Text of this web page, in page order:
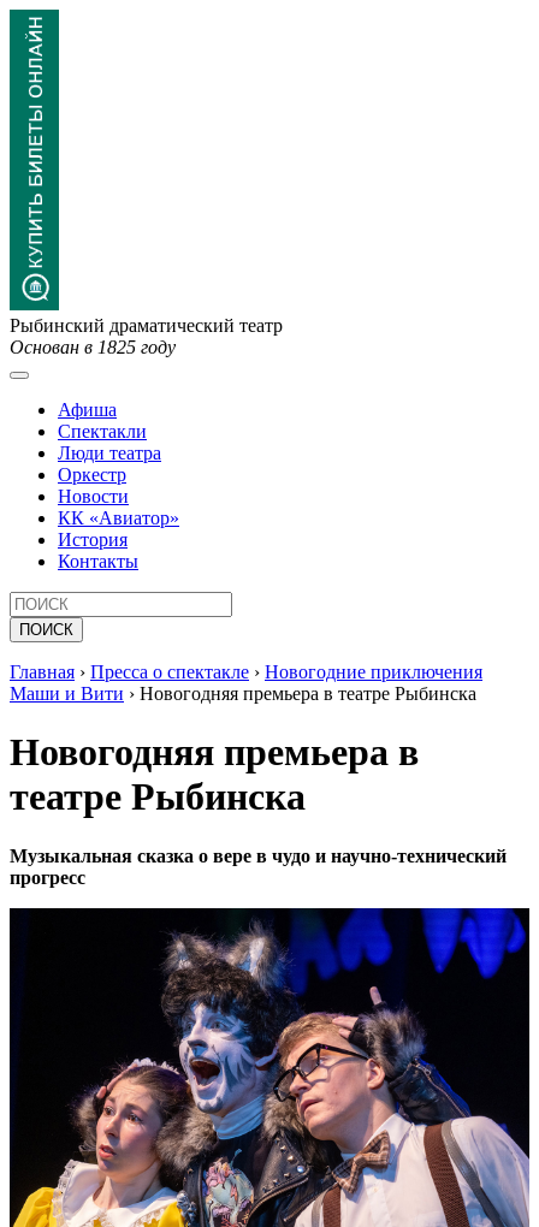
Рыбинский драматический театр
Основан в 1825 году
Афиша
Спектакли
Люди театра
Оркестр
Новости
КК «Авиатор»
История
Контакты
Главная › Пресса о спектакле › Новогодние приключения
Маши и Вити › Новогодняя премьера в театре Рыбинска
Новогодняя премьера в
театре Рыбинска
Музыкальная сказка о вере в чудо и научно-технический
прогресс